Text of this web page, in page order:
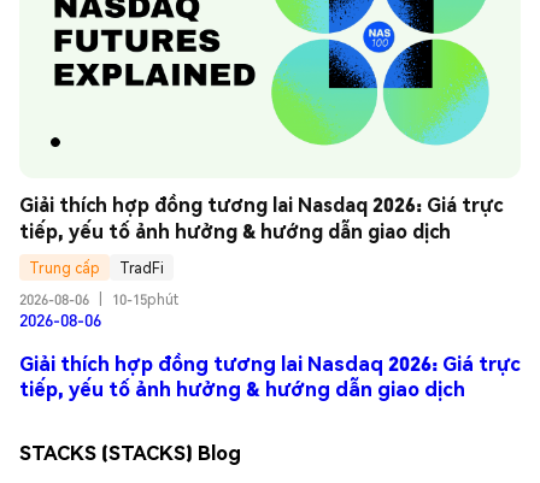
Giải thích hợp đồng tương lai Nasdaq 2026: Giá trực
tiếp, yếu tố ảnh hưởng & hướng dẫn giao dịch
Trung cấp
TradFi
2026-08-06
10-15phút
2026-08-06
Giải thích hợp đồng tương lai Nasdaq 2026: Giá trực
tiếp, yếu tố ảnh hưởng & hướng dẫn giao dịch
STACKS (STACKS) Blog